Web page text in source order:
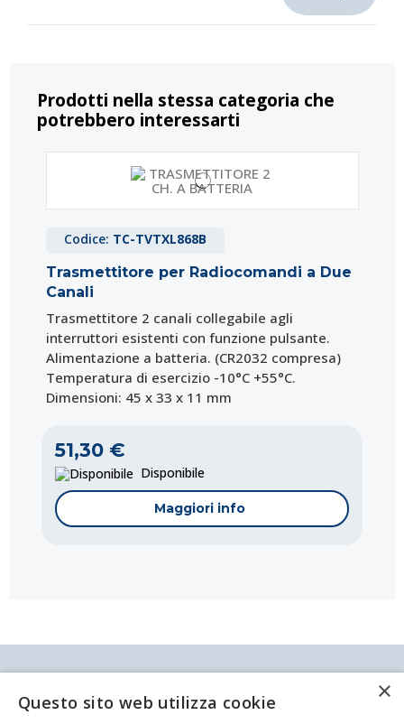
Prodotti nella stessa categoria che
potrebbero interessarti
Codice: TC-TVTXL868B
Trasmettitore per Radiocomandi a Due
Canali
Trasmettitore 2 canali collegabile agli
interruttori esistenti con funzione pulsante.
Alimentazione a batteria. (CR2032 compresa)
Temperatura di esercizio -10°C +55°C.
Dimensioni: 45 x 33 x 11 mm
51,30 €
Disponibile
Maggiori info
Spezia
P.IVA/C.F. 00209350115 Capitale sociale: €
×
Questo sito web utilizza cookie